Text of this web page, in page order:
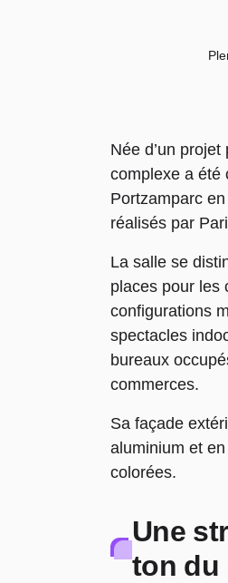
Née d’un
complexe a été
Portzamparc
réalisés par
La salle se
places pour les
configurations
spectacles
bureaux
commerces.
Sa façade
aluminium et
colorées.
Une
ton du